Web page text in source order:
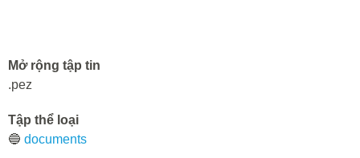
Mở rộng tập tin
.pez
Tập thể loại
🔵 documents